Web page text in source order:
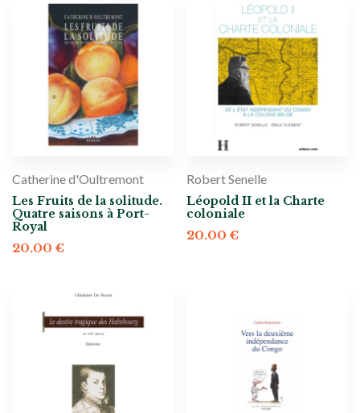
Catherine d'Oultremont
Les Fruits de la solitude.
Quatre saisons à Port-
Royal
20.00 €
Robert Senelle
Léopold II et la Charte
coloniale
20.00 €